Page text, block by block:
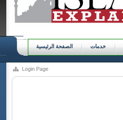
الصفحة الرئيسية خدمات
Login Page